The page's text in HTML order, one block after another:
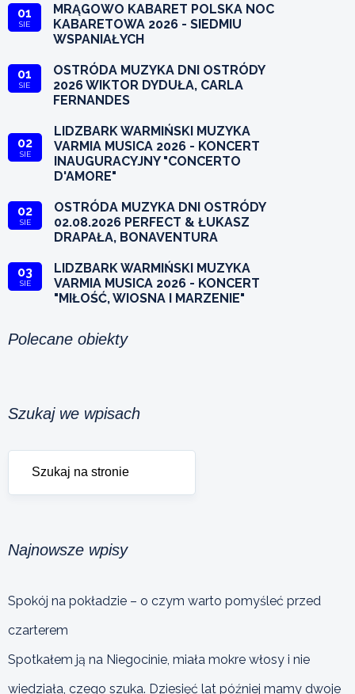
01
SIE
MRĄGOWO KABARET POLSKA NOC
KABARETOWA 2026 - SIEDMIU
WSPANIAŁYCH
01
SIE
OSTRÓDA MUZYKA DNI OSTRÓDY
2026 WIKTOR DYDUŁA, CARLA
FERNANDES
02
SIE
LIDZBARK WARMIŃSKI MUZYKA
VARMIA MUSICA 2026 - KONCERT
INAUGURACYJNY "CONCERTO
D'AMORE"
02
SIE
OSTRÓDA MUZYKA DNI OSTRÓDY
02.08.2026 PERFECT & ŁUKASZ
DRAPAŁA, BONAVENTURA
03
SIE
LIDZBARK WARMIŃSKI MUZYKA
VARMIA MUSICA 2026 - KONCERT
"MIŁOŚĆ, WIOSNA I MARZENIE"
Polecane obiekty
Szukaj we wpisach
Najnowsze wpisy
Spokój na pokładzie – o czym warto pomyśleć przed
czarterem
Spotkałem ją na Niegocinie, miała mokre włosy i nie
wiedziała, czego szuka. Dziesięć lat później mamy dwoje